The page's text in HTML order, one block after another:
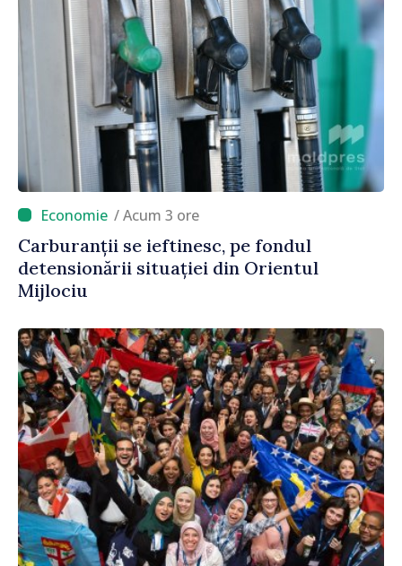
/ Acum 3 ore
Carburanții se ieftinesc, pe fondul
detensionării situației din Orientul
Mijlociu